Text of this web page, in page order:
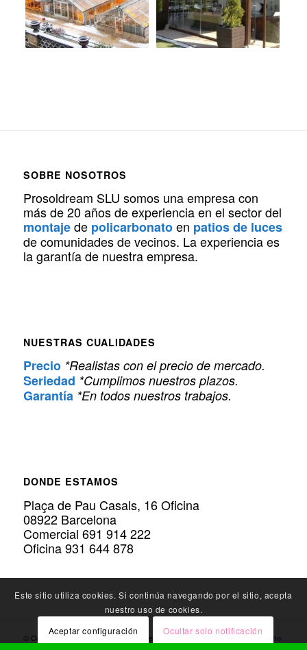
SOBRE NOSOTROS
Prosoldream SLU somos una empresa con
más de 20 años de experiencia en el sector del
montajede policarbonatoen patios de luces
de comunidades de vecinos. La experiencia es
la garantía de nuestra empresa.
NUESTRAS CUALIDADES
Precio *Realistas con el precio de mercado.
Seriedad *Cumplimos nuestros plazos.
Garantía *En todos nuestros trabajos.
DONDE ESTAMOS
Plaça de Pau Casals, 16 Oficina
08922 Barcelona
Comercial 691 914 222
Oficina 931 644 878
© Copyright Policarbonato.PRO - Expertos en Instalación de Policarbonato
Este sitio utiliza cookies. Si continúa navegando por el sitio, acepta
nuestro uso de cookies.
Aceptar configuración
Ocultar solo notificación